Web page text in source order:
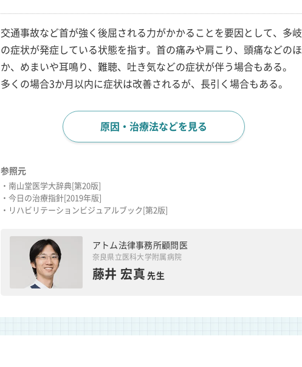
交通事故など首が強く後屈される力がかかることを要因として、多岐
の症状が発症している状態を指す。首の痛みや肩こり、頭痛などのほ
か、めまいや耳鳴り、難聴、吐き気などの症状が伴う場合もある。
多くの場合3か月以内に症状は改善されるが、長引く場合もある。
原因・治療法などを見る
参照元
・南山堂医学大辞典[第20版]
・今日の治療指針[2019年版]
・リハビリテーションビジュアルブック[第2版]
アトム法律事務所顧問医
奈良県立医科大学附属病院
藤井 宏真 先生